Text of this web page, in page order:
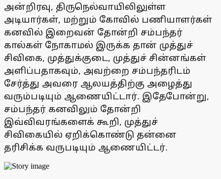
அன்றிரவு, திருநெல்வாயிலிலுள்ள
அடியார்கள், மற்றும் கோவில் பணியாளர்கள்
கனவில் இறைவன் தோன்றி சம்பந்தர்
கால்கள் நோகாமல் இருக்க தான் முத்துச்
சிவிகை, முத்துக்குடை, முத்துச் சின்னங்கள்
அளிப்பதாகவும், அவற்றை சம்பந்தரிடம்
சேர்த்து அவரை ஆலயத்திற்கு அழைத்து
வரும்படியும் ஆணையிட்டார். இதேபோன்று,
சம்பந்தர் கனவிலும் தோன்றி
இவ்விவரங்களைக் கூறி, முத்துச்
சிவிகையில் ஏறிக்கொண்டு தன்னை
தரிசிக்க வருபடியும் ஆணையிட்டர்.